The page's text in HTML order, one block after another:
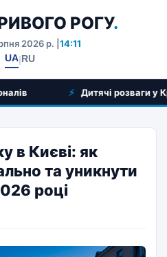
РОГУ.
2026 р. | 14:11
UA|RU
Дитячі розваги у
в Києві: як
та уникнути
році